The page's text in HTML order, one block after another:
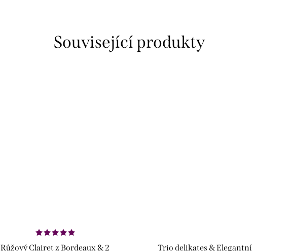
Související produkty
Růžový Clairet z Bordeaux & 2 Trio delikates & Elegantní